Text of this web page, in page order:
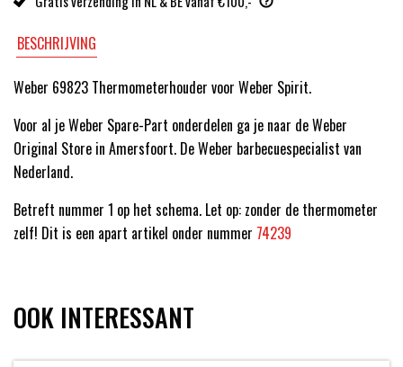
BESCHRIJVING
Weber 69823 Thermometerhouder voor Weber Spirit.
Voor al je Weber Spare-Part onderdelen ga je naar de Weber
Original Store in Amersfoort. De Weber barbecuespecialist van
Nederland.
Betreft nummer 1 op het schema. Let op: zonder de thermometer
zelf! Dit is een apart artikel onder nummer 74239
OOK INTERESSANT